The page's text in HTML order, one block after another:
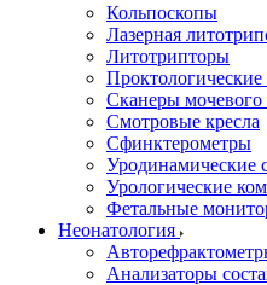
Кольпоскопы
Лазерная
Литотрипторы
Сканеры мочевого
Смотровые кресла
Сфинктерометры
Уродинамические
Урологические
Фетальные
Неонатология
Анализаторы